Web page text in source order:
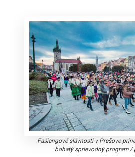
Fašiangové slávnosti v Prešove
bohatý sprievodný program/